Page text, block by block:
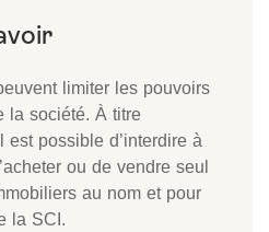
limiter les pouvoirs
la société. À titre
est possible d’interdire à
ou de vendre seul
au nom et pour
la SCI.